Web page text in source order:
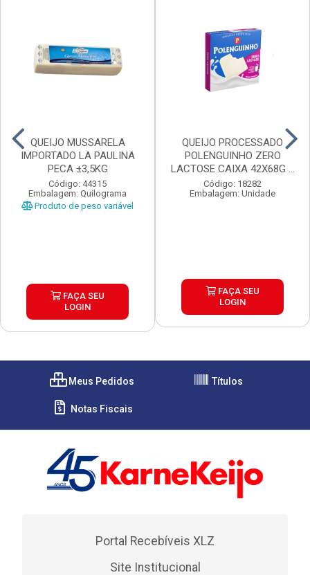
QUEIJO MUSSARELA
IMPORTADO LA PAULINA
PECA ±3,5KG
Código: 44315
Embalagem: Quilograma
Produto de peso variável
FAÇA SEU
LOGIN
QUEIJO PROCESSADO
POLENGUINHO ZERO
LACTOSE CAIXA 42X68G 4
UN...
Código: 18282
Embalagem: Unidade
FAÇA SEU
LOGIN
Meus Pedidos Títulos
Notas Fiscais
Portal Recebíveis XLZ
Site Institucional